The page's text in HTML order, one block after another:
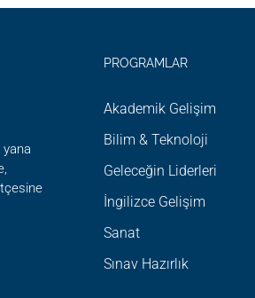
yana
PROGRAMLAR
Akademik Gelişim
Bilim & Teknoloji
Geleceğin Liderleri
İngilizce Gelişim
Sanat
Sınav Hazırlık